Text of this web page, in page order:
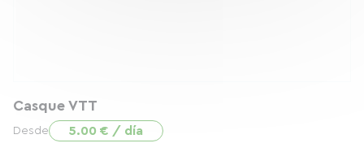
Casque VTT
Desde 5.00 € / día